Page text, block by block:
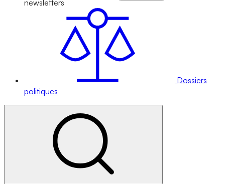
newsletters
Dossiers
politiques